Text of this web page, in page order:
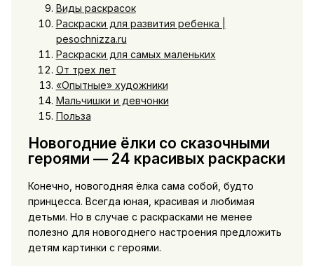
Виды раскрасок
Раскраски для развития ребенка |
pesochnizza.ru
Раскраски для самых маленьких
От трех лет
«Опытные» художники
Мальчишки и девчонки
Польза
Новогодние ёлки со сказочными
героями — 24 красивых раскраски
Конечно, новогодняя ёлка сама собой, будто
принцесса. Всегда юная, красивая и любимая
детьми. Но в случае с раскрасками не менее
полезно для новогоднего настроения предложить
детям картинки с героями.